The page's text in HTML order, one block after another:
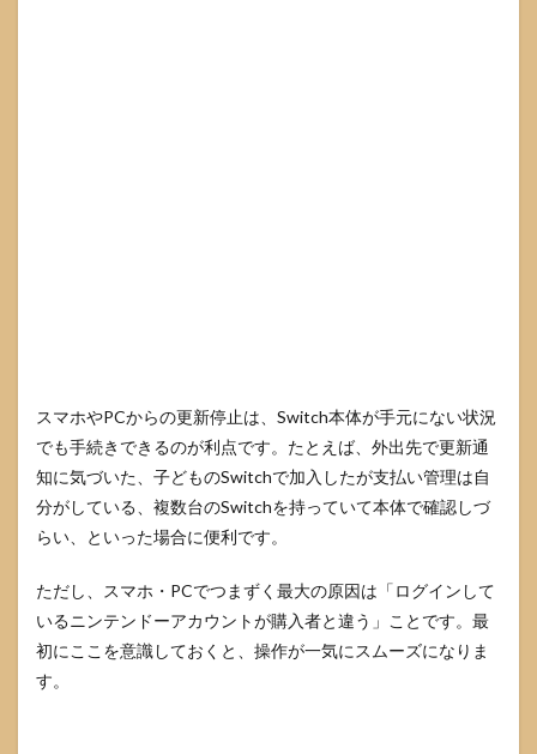
スマホやPCからの更新停止は、Switch本体が手元にない状況
でも手続きできるのが利点です。たとえば、外出先で更新通
知に気づいた、子どものSwitchで加入したが支払い管理は自
分がしている、複数台のSwitchを持っていて本体で確認しづ
らい、といった場合に便利です。
ただし、スマホ・PCでつまずく最大の原因は「ログインして
いるニンテンドーアカウントが購入者と違う」ことです。最
初にここを意識しておくと、操作が一気にスムーズになりま
す。